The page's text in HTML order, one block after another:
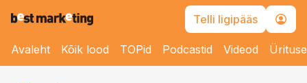
Telli ligipääs
Avaleht Kõik lood TOPid Podcastid Videod